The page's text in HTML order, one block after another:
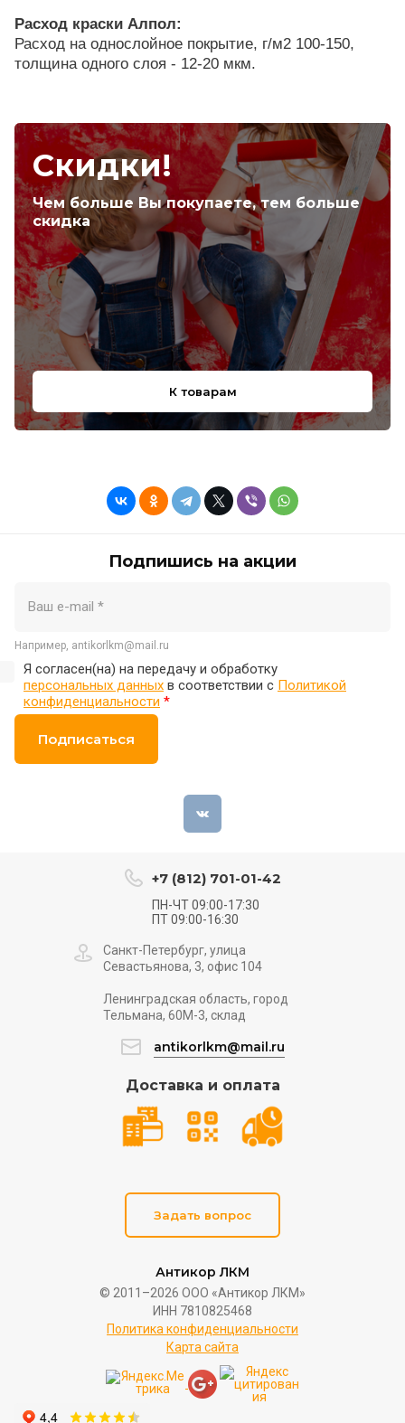
Скидки!
Чем больше Вы покупаете, тем больше
скидка
К товарам
Расход краски Алпол:
Расход на однослойное покрытие, г/м2 100-150,
толщина одного слоя - 12-20 мкм.
Подпишись на акции
Например, antikorlkm@mail.ru
Я согласен(на) на передачу и обработку
персональных данных в соответствии с Политикой
конфиденциальности *
Подписаться
Антикор ЛКМ
© 2011–2026 ООО «Антикор ЛКМ»
ИНН 7810825468
Политика конфиденциальности
Карта сайта
+7 (812) 701-01-42
ПН-ЧТ 09:00-17:30
ПТ 09:00-16:30
Доставка и оплата
Санкт-Петербург, улица
Севастьянова, 3, офис 104
Ленинградская область, город
Тельмана, 60М-3, склад
antikorlkm@mail.ru
Задать вопрос